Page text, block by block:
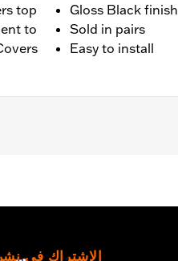
top
to
Gloss Black finish
Sold in pairs
Easy to install
الاشتراك في